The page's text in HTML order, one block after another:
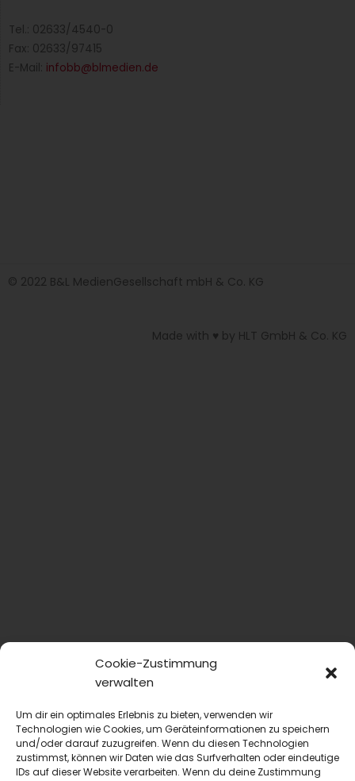
Cookie-Zustimmung
verwalten
Um dir ein optimales Erlebnis zu bieten, verwenden wir
Technologien wie Cookies, um Geräteinformationen zu speichern
und/oder darauf zuzugreifen. Wenn du diesen Technologien
zustimmst, können wir Daten wie das Surfverhalten oder eindeutige
IDs auf dieser Website verarbeiten. Wenn du deine Zustimmung
Tel.: 02633/4540-0
Fax: 02633/97415
E-Mail: infobb@blmedien.de
© 2022 B&L MedienGesellschaft mbH & Co. KG
Made with ♥ by HLT GmbH & Co. KG